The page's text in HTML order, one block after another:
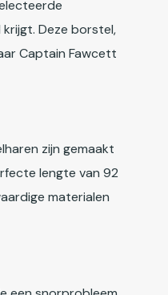
Deze borstel,
Captain Fawcett
zijn gemaakt
lengte van 92
materialen